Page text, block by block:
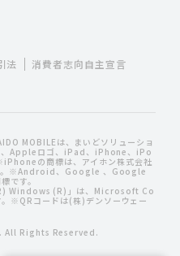
法
消費者志向自主宣言
MOBILEは、まいどソリューショ
、Appleロゴ、iPad、iPhone、iPo
の商標は、アイホン株式会社
。※Android、Google 、Google
です。
Windows (R)」は、Microsoft Co
※QRコードは(株)デンソーウェー
Rights Reserved.